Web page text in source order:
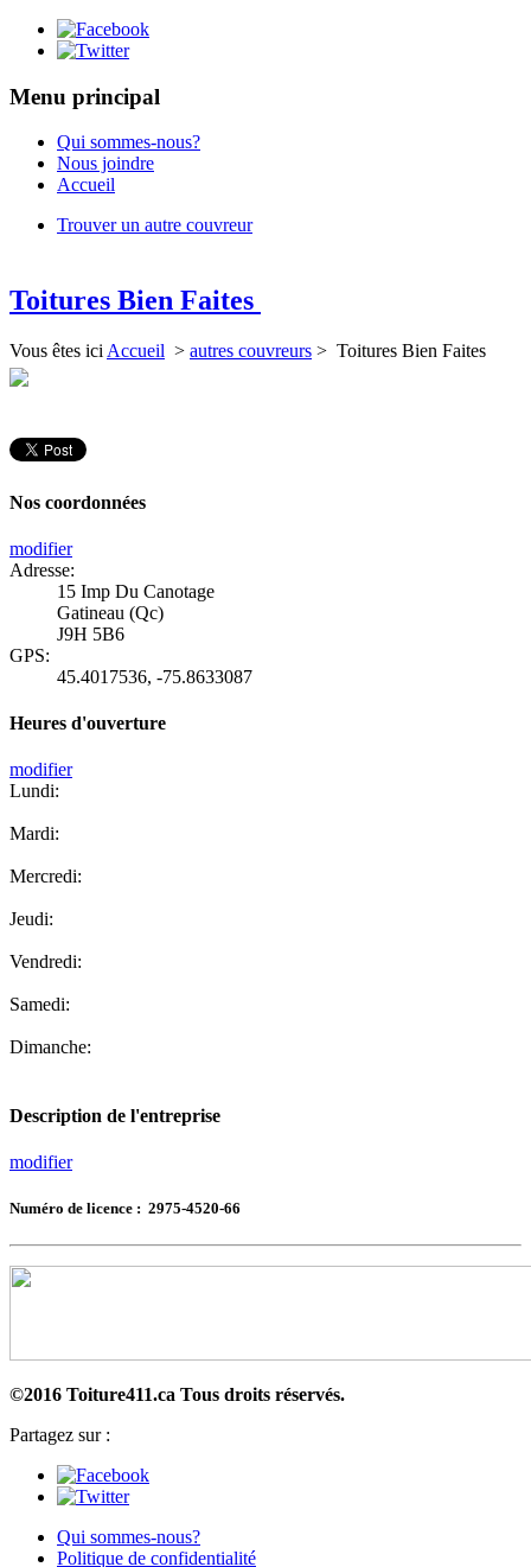
Menu principal
Qui sommes-nous?
Nous joindre
Accueil
Trouver un autre couvreur
Toitures Bien Faites
Vous êtes ici Accueil > autres couvreurs > Toitures Bien Faites
Nos coordonnées
modifier
Adresse:
15 Imp Du Canotage
Gatineau (Qc)
J9H 5B6
GPS:
45.4017536, -75.8633087
Heures d'ouverture
modifier
Lundi:
Mardi:
Mercredi:
Jeudi:
Vendredi:
Samedi:
Dimanche:
Description de l'entreprise
modifier
Numéro de licence : 2975-4520-66
©2016 Toiture411.ca Tous droits réservés.
Partagez sur :
Qui sommes-nous?
Politique de confidentialité